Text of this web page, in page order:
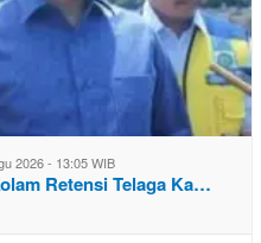
2026 - 13:05 WIB
Retensi Telaga Ka…